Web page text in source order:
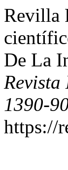
Revilla
De La
1390-
https://